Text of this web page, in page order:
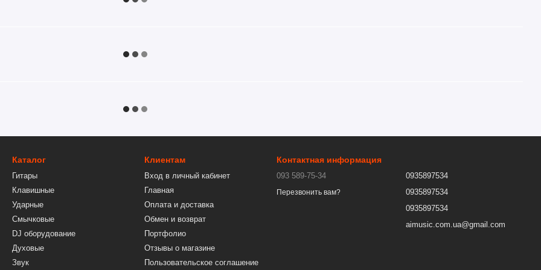
Каталог
Гитары
Клавишные
Ударные
Смычковые
DJ оборудование
Духовые
Звук
Клиентам
Вход в личный кабинет
Главная
Оплата и доставка
Обмен и возврат
Портфолио
Отзывы о магазине
Пользовательское соглашение
Контактная информация
093 589-75-34
Перезвонить вам?
0935897534
0935897534
0935897534
aimusic.com.ua@gmail.com